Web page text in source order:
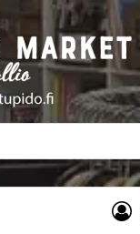
– verkossa ja
Stupido